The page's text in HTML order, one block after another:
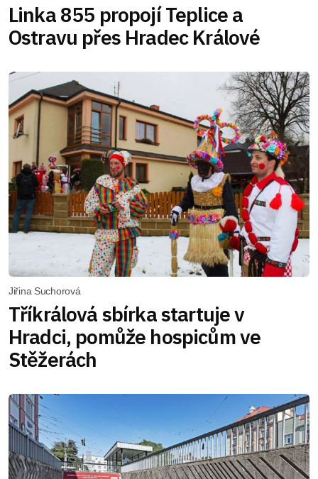
Linka 855 propojí Teplice a
Ostravu přes Hradec Králové
Jiřina Suchorová
Tříkrálová sbírka startuje v
Hradci, pomůže hospicům ve
Stěžerách